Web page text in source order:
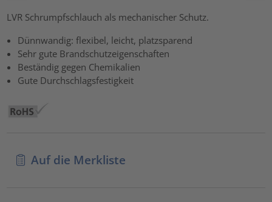
LVR Schrumpfschlauch als mechanischer Schutz.
Dünnwandig: flexibel, leicht, platzsparend
Sehr gute Brandschutzeigenschaften
Beständig gegen Chemikalien
Gute Durchschlagsfestigkeit
Auf die Merkliste